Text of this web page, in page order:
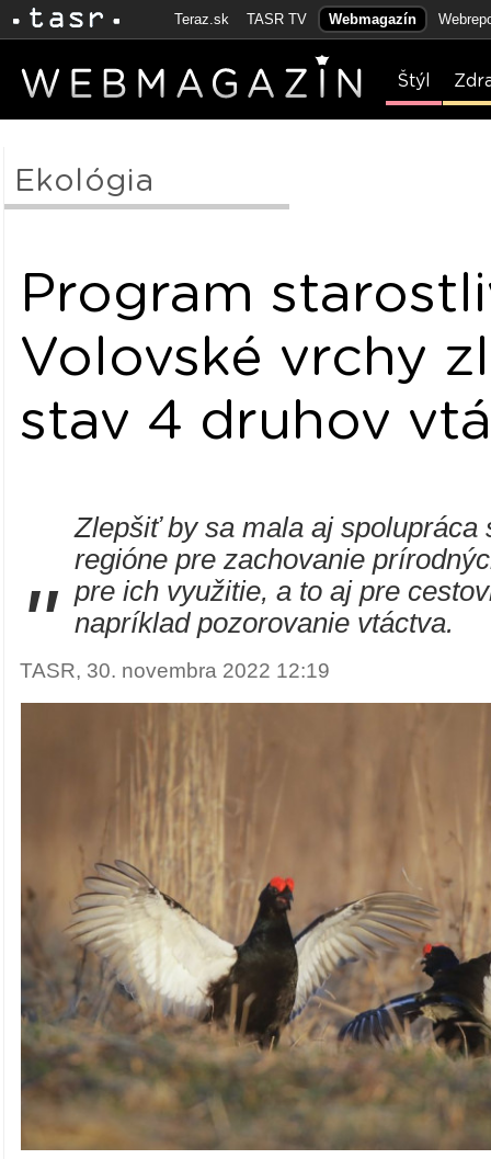
Teraz.sk TASR TV Webmagazín
Štýl
Ekológia
Program
Volovské vrchy
stav 4 druhov
"
Zlepšiť by sa mala aj spolupráca
regióne pre zachovanie
pre ich využitie, a to aj pre
napríklad pozorovanie vtáctva.
TASR, 30. novembra 2022 12:19